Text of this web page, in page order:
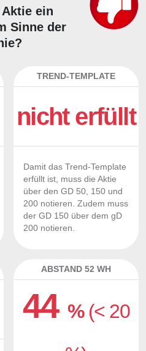
ein
Sinne der
TREND-TEMPLATE
nicht erfüllt
Damit das Trend-Template
erfüllt ist, muss die Aktie
über den GD 50, 150 und
200 notieren. Zudem muss
der GD 150 über dem gD
200 notieren.
ABSTAND 52 WH
44% (< 20